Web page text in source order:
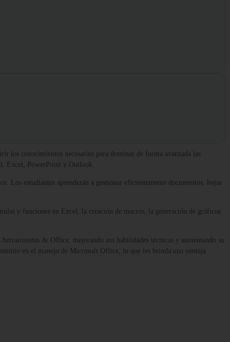
los conocimientos necesarios para dominar de forma avanzada las
Excel, PowerPoint y Outlook.
Los estudiantes aprenderán a gestionar eficientemente documentos, hojas
y funciones en Excel, la creación de macros, la generación de gráficos
de Office, mejorando sus habilidades técnicas y aumentando su
en el manejo de Microsoft Office, lo que les brinda una ventaja